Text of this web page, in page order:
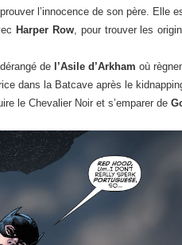
l’innocence de son père. Elle
Harper Row, pour trouver les
de l’Asile d’Arkham où
dans la Batcave après le
le Chevalier Noir et s’emparer de